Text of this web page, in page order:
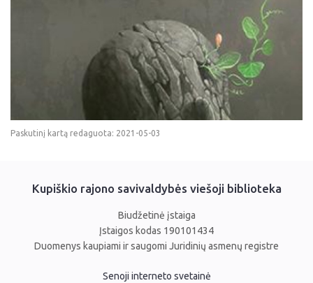
Paskutinį kartą redaguota: 2021-05-03
Kupiškio rajono savivaldybės viešoji biblioteka
Biudžetinė įstaiga
Įstaigos kodas 190101434
Duomenys kaupiami ir saugomi Juridinių asmenų registre
Senoji interneto svetainė